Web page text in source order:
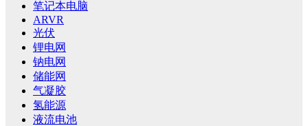
笔记本电脑
ARVR
光伏
锂电网
钠电网
储能网
气凝胶
氢能源
液流电池